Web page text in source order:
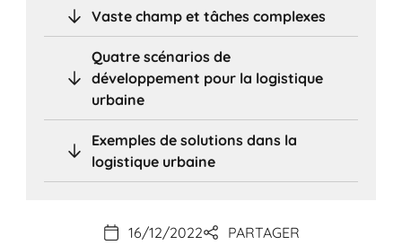
Vaste champ et tâches complexes
Quatre scénarios de
développement pour la logistique
urbaine
Exemples de solutions dans la
logistique urbaine
16/12/2022 PARTAGER